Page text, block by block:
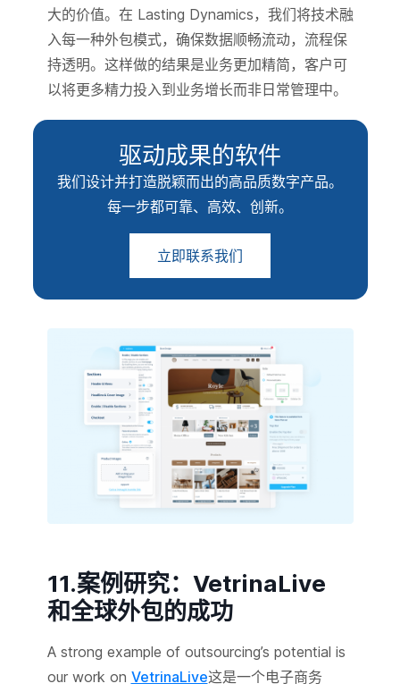
大的价值。在 Lasting Dynamics，我们将技术融
入每一种外包模式，确保数据顺畅流动，流程保
持透明。这样做的结果是业务更加精简，客户可
以将更多精力投入到业务增长而非日常管理中。
驱动成果的软件
我们设计并打造脱颖而出的高品质数字产品。
每一步都可靠、高效、创新。
立即联系我们
11.案例研究：VetrinaLive
和全球外包的成功
A strong example of outsourcing’s potential is
our work on VetrinaLive这是一个电子商务